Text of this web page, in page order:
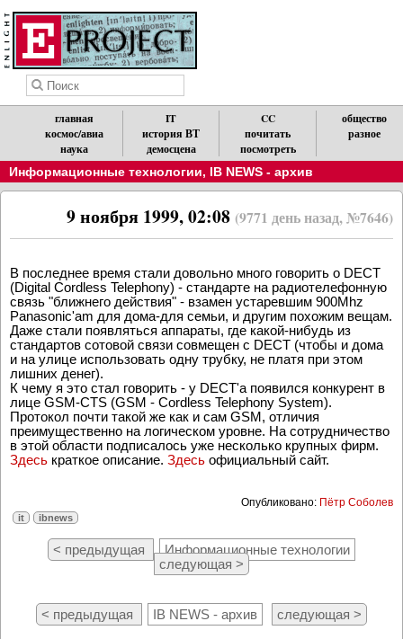
главная
космос/авиа
наука
IT
история ВТ
демосцена
CC
почитать
посмотреть
общество
разное
Информационные технологии, IB NEWS - архив
9 ноября 1999, 02:08 (9771 день назад, №7646)
В последнее время стали довольно много говорить о DECT
(Digital Cordless Telephony) - стандарте на радиотелефонную
связь "ближнего действия" - взамен устаревшим 900Mhz
Panasonic'am для дома-для семьи, и другим похожим вещам.
Даже стали появляться аппараты, где какой-нибудь из
стандартов сотовой связи совмещен с DECT (чтобы и дома
и на улице использовать одну трубку, не платя при этом
лишних денег).
К чему я это стал говорить - у DECT'a появился конкурент в
лице GSM-CTS (GSM - Cordless Telephony System).
Протокол почти такой же как и сам GSM, отличия
преимущественно на логическом уровне. На сотрудничество
в этой области подписалось уже несколько крупных фирм.
Здесь краткое описание. Здесь официальный сайт.
Опубликовано: Пётр Соболев
it ibnews
< предыдущая
Информационные технологии
следующая >
< предыдущая IB NEWS - архив следующая >